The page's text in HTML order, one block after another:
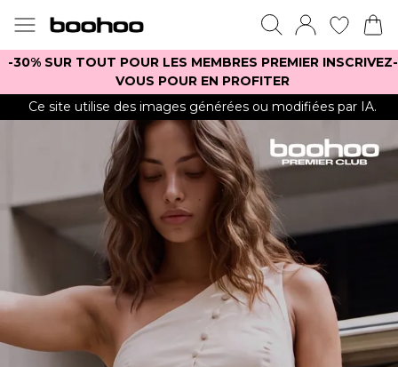
-30% SUR TOUT POUR LES MEMBRES PREMIER INSCRIVEZ-
VOUS POUR EN PROFITER
Ce site utilise des images générées ou modifiées par IA.